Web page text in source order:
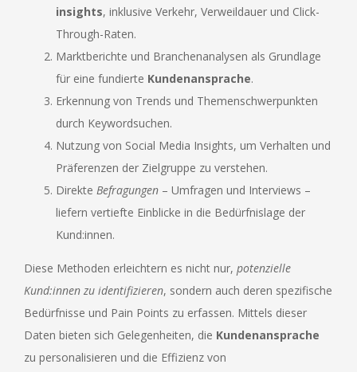
insights, inklusive Verkehr, Verweildauer und Click-
Through-Raten.
Marktberichte und Branchenanalysen als Grundlage
für eine fundierte Kundenansprache.
Erkennung von Trends und Themenschwerpunkten
durch Keywordsuchen.
Nutzung von Social Media Insights, um Verhalten und
Präferenzen der Zielgruppe zu verstehen.
Direkte Befragungen – Umfragen und Interviews –
liefern vertiefte Einblicke in die Bedürfnislage der
Kund:innen.
Diese Methoden erleichtern es nicht nur, potenzielle
Kund:innen zu identifizieren, sondern auch deren spezifische
Bedürfnisse und Pain Points zu erfassen. Mittels dieser
Daten bieten sich Gelegenheiten, die Kundenansprache
zu personalisieren und die Effizienz von